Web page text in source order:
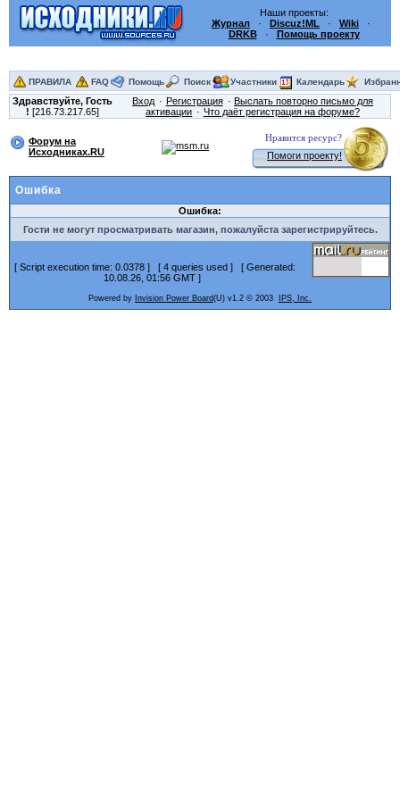
Наши проекты:
Журнал · Discuz!ML · Wiki ·
DRKB· Помощь проекту
ПРАВИЛА FAQ Помощь Поиск Участники Календарь
Здравствуйте, Гость
! [216.73.217.65]
Вход Регистрация
Выслать повторно письмо для
активации
Что даёт регистрация на форуме?
Форум на
Исходниках.RU
Нравится ресурс?
Помоги проекту!
Ошибка
Ошибка:
Гости не могут просматривать магазин, пожалуйста зарегистрируйтесь.
[ Script execution time: 0.0378 ] [ 4 queries used ] [ Generated:
10.08.26, 01:56 GMT ]
Powered by Invision Power Board(U) v1.2 © 2003 IPS, Inc.